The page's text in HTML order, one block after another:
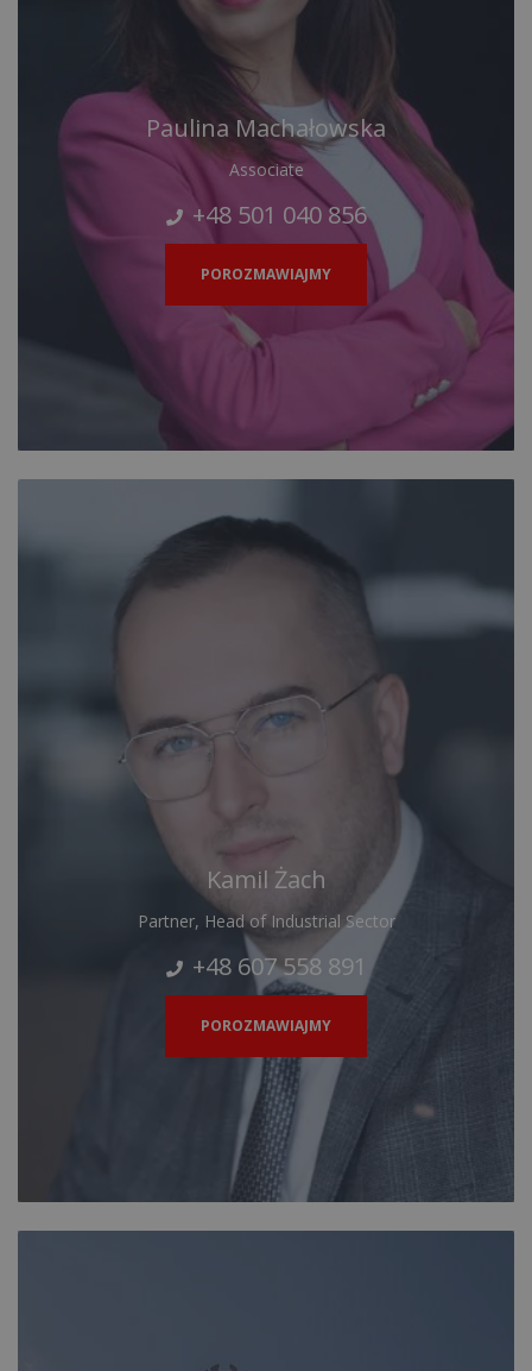
Paulina Machałowska
Associate
+48 501 040 856
POROZMAWIAJMY
Kamil Żach
Partner, Head of Industrial Sector
+48 607 558 891
POROZMAWIAJMY